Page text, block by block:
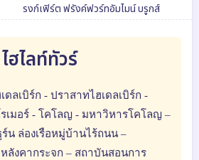
รงก์เฟิร์ต ฟรังค์ฟวร์ทอัมไมน์ บรูกส์
ไฮไลท์ทัวร์
ดลเบิร์ก - ปราสาทไฮเดลเบิร์ก -
เมอร์ - โคโลญ - มหาวิหารโคโลญ –
ร์น ล่องเรือหมู่บ้านไร้ถนน –
หลังคากระจก – สถาบันสอนการ